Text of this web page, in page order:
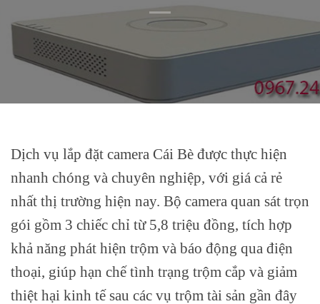
Dịch vụ lắp đặt camera Cái Bè được thực hiện
nhanh chóng và chuyên nghiệp, với giá cả rẻ
nhất thị trường hiện nay. Bộ camera quan sát trọn
gói gồm 3 chiếc chỉ từ 5,8 triệu đồng, tích hợp
khả năng phát hiện trộm và báo động qua điện
thoại, giúp hạn chế tình trạng trộm cắp và giảm
thiệt hại kinh tế sau các vụ trộm tài sản gần đây